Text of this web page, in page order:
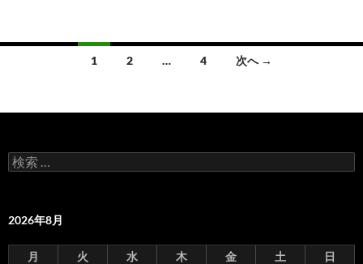
稿
ナ
ビ
ー
1 2 … 4 次へ →
検
索
2026年8月
月 火 水 木 金 土 日